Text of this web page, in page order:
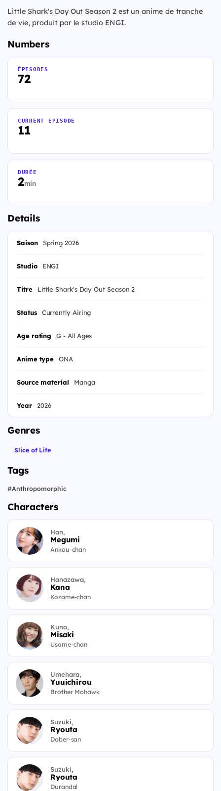
Little Shark's Day Out Season 2 est un anime de tranche
de vie, produit par le studio ENGI.
Numbers
72
ÉPISODES
11
CURRENT EPISODE
2min
DURÉE
Details
Saison Spring 2026
Studio ENGI
Titre Little Shark's Day Out Season 2
Status Currently Airing
Age rating G - All Ages
Anime type ONA
Source material Manga
Year 2026
Genres
Slice of Life
Tags
#Anthropomorphic
Characters
Han,
Megumi
Ankou-chan
Hanazawa,
Kana
Kozame-chan
Kuno,
Misaki
Usame-chan
Umehara,
Yuuichirou
Brother Mohawk
Suzuki,
Ryouta
Dober-san
Suzuki,
Ryouta
Durandal